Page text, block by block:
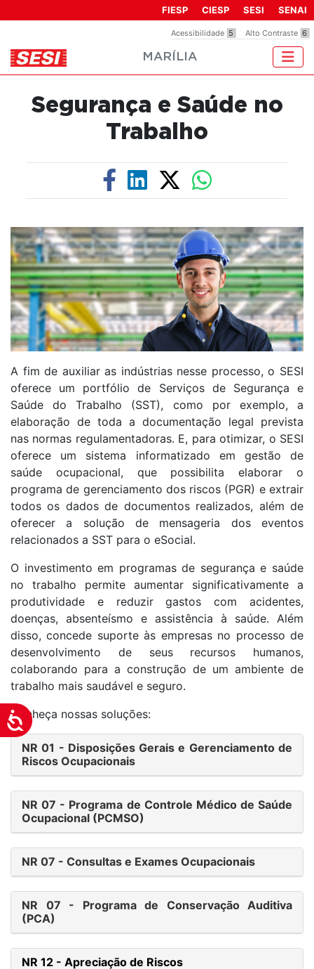
inclui
um
sistema
Acessibilidade
Acessibilidade 5 Alto Contraste 6
FIESP CIESP SESI SENAI
MARÍLIA
Segurança e Saúde no
Trabalho
A fim de auxiliar as indústrias nesse processo, o SESI
oferece um portfólio de Serviços de Segurança e
Saúde do Trabalho (SST), como por exemplo, a
elaboração de toda a documentação legal prevista
nas normas regulamentadoras. E, para otimizar, o SESI
oferece um sistema informatizado em gestão de
saúde ocupacional, que possibilita elaborar o
programa de gerenciamento dos riscos (PGR) e extrair
todos os dados de documentos realizados, além de
oferecer a solução de mensageria dos eventos
relacionados a SST para o eSocial.
O investimento em programas de segurança e saúde
no trabalho permite aumentar significativamente a
produtividade e reduzir gastos com acidentes,
doenças, absenteísmo e assistência à saúde. Além
disso, concede suporte às empresas no processo de
desenvolvimento de seus recursos humanos,
colaborando para a construção de um ambiente de
trabalho mais saudável e seguro.
Conheça nossas soluções:
NR 01 - Disposições Gerais e Gerenciamento de
Riscos Ocupacionais
NR 07 - Programa de Controle Médico de Saúde
Ocupacional (PCMSO)
NR 07 - Consultas e Exames Ocupacionais
NR 07 - Programa de Conservação Auditiva
(PCA)
NR 12 - Apreciação de Riscos